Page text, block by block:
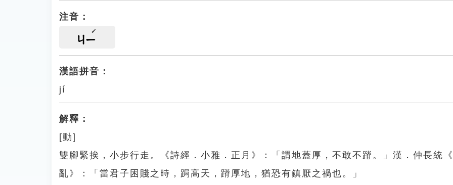
注音：
ㄐㄧ
漢語拼音：
jí
解釋：
[動]
雙腳緊挨，小步行走。《詩經．小雅．正月》：「謂地蓋厚，不敢不蹐。」漢．仲長統
亂》：「當君子困賤之時，跼高天，蹐厚地，猶恐有鎮厭之禍也。」